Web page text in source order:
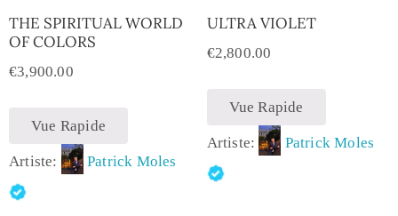
THE SPIRITUAL WORLD
OF COLORS
€3,900.00
Vue Rapide
Artiste: Patrick Moles
ULTRA VIOLET
€2,800.00
Vue Rapide
Artiste: Patrick Moles